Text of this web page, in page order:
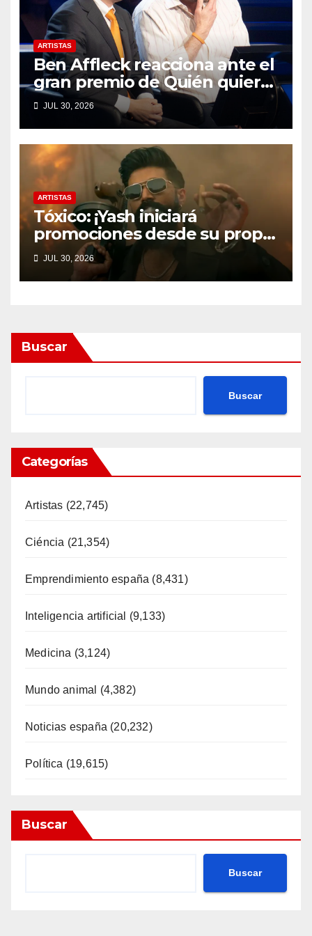
ARTISTAS
Ben Affleck reacciona ante el
gran premio de Quién quiere
ser millonario
JUL 30, 2026
ARTISTAS
Tóxico: ¡Yash iniciará
promociones desde su propio
terreno!
JUL 30, 2026
Buscar
Buscar
Categorías
Artistas (22,745)
Ciéncia (21,354)
Emprendimiento españa (8,431)
Inteligencia artificial (9,133)
Medicina (3,124)
Mundo animal (4,382)
Noticias españa (20,232)
Política (19,615)
Buscar
Buscar